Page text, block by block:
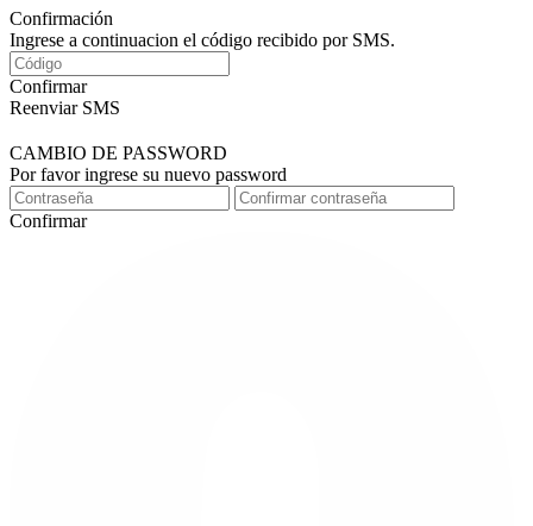
Confirmación
Ingrese a continuacion el código recibido por SMS.
Confirmar
Reenviar SMS
CAMBIO DE PASSWORD
Por favor ingrese su nuevo password
Confirmar